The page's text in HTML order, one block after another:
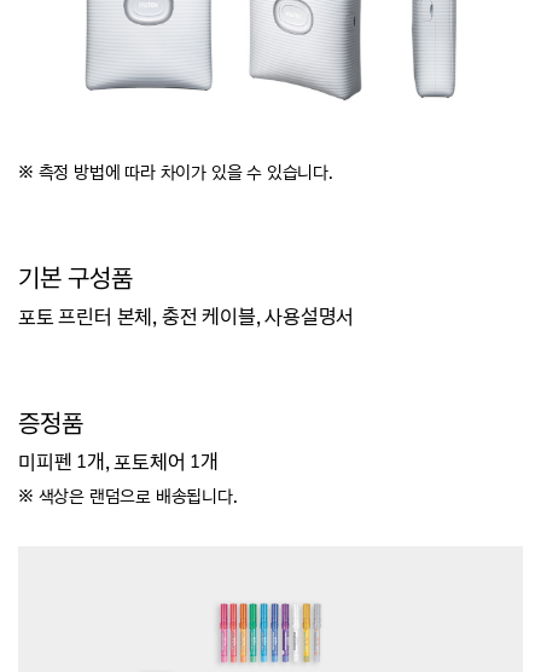
※ 측정 방법에 따라 차이가 있을 수 있습니다.
기본 구성품
포토 프린터 본체, 충전 케이블, 사용설명서
증정품
미피펜 1개, 포토체어 1개
※ 색상은 랜덤으로 배송됩니다.